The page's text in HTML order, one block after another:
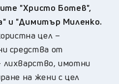
"Христо Ботев",
и "Димитър Миленко.
цел –
средства от
лихварство, имотни
на жени с цел